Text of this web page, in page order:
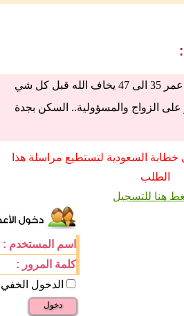
أرمل او مطلق يكون مابين عمر 35 الى 47 يخاف الله قبل كل شي
الزواج والمسؤولية.. السكن بجدة
السعودية لتستطيع مراسلة هذا
الطلب
هنا للتسجيل
اسم المستخدم :
كلمة المرور :
الدخول الخفي
دخول